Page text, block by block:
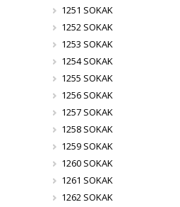
1251 SOKAK
1252 SOKAK
1253 SOKAK
1254 SOKAK
1255 SOKAK
1256 SOKAK
1257 SOKAK
1258 SOKAK
1259 SOKAK
1260 SOKAK
1261 SOKAK
1262 SOKAK